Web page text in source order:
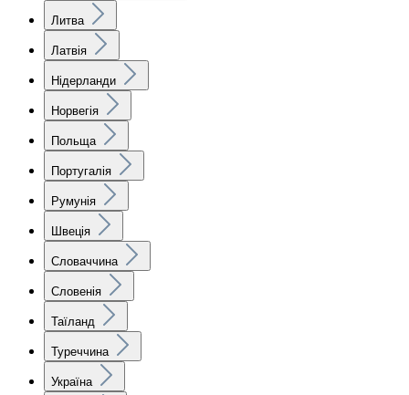
Литва
Латвія
Нідерланди
Норвегія
Польща
Португалія
Румунія
Швеція
Словаччина
Словенія
Таїланд
Туреччина
Україна